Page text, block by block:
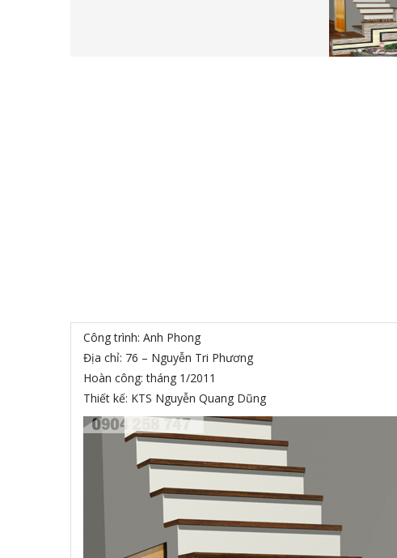
Công trình: Anh Phong
Địa chỉ: 76 – Nguyễn Tri Phương
Hoàn công: tháng 1/2011
Thiết kế: KTS Nguyễn Quang Dũng